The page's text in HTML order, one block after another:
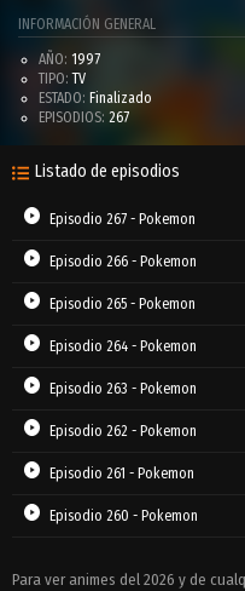
INFORMACIÓN GENERAL
AÑO: 1997
TIPO: TV
ESTADO: Finalizado
EPISODIOS: 267
Listado de episodios
Episodio 267 - Pokemon
Episodio 266 - Pokemon
Episodio 265 - Pokemon
Episodio 264 - Pokemon
Episodio 263 - Pokemon
Episodio 262 - Pokemon
Episodio 261 - Pokemon
Episodio 260 - Pokemon
Para ver animes del 2026 y de